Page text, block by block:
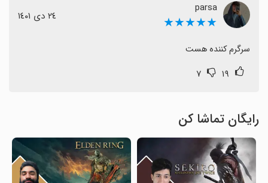
parsa
★★★★★ ٢٤ دی ١٤٠١
سرگرم کننده هست
۱۹ ۷
رایگان تماشا کن